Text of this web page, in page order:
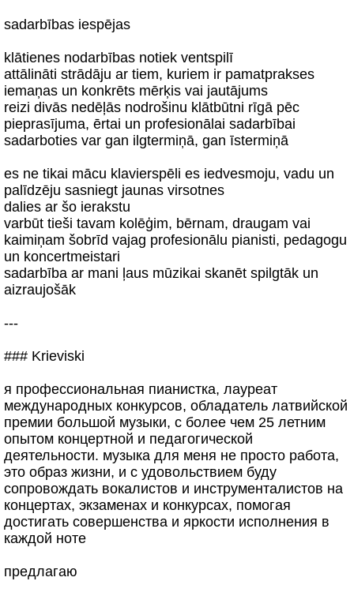
sadarbības iespējas
klātienes nodarbības notiek ventspilī
attālināti strādāju ar tiem, kuriem ir pamatprakses
iemaņas un konkrēts mērķis vai jautājums
reizi divās nedēļās nodrošinu klātbūtni rīgā pēc
pieprasījuma, ērtai un profesionālai sadarbībai
sadarboties var gan ilgtermiņā, gan īstermiņā
es ne tikai mācu klavierspēli es iedvesmoju, vadu un
palīdzēju sasniegt jaunas virsotnes
dalies ar šo ierakstu
varbūt tieši tavam kolēģim, bērnam, draugam vai
kaimiņam šobrīd vajag profesionālu pianisti, pedagogu
un koncertmeistari
sadarbība ar mani ļaus mūzikai skanēt spilgtāk un
aizraujošāk
---
### Krieviski
я профессиональная пианистка, лауреат
международных конкурсов, обладатель латвийской
премии большой музыки, с более чем 25 летним
опытом концертной и педагогической
деятельности. музыка для меня не просто работа,
это образ жизни, и с удовольствием буду
сопровождать вокалистов и инструменталистов на
концертах, экзаменах и конкурсах, помогая
достигать совершенства и яркости исполнения в
каждой ноте
предлагаю